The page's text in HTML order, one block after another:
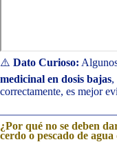
⚠️ Dato Curioso:
medicinal en dosis bajas,
correctamente, es mejor
¿Por qué no se deben
cerdo o pescado de agua